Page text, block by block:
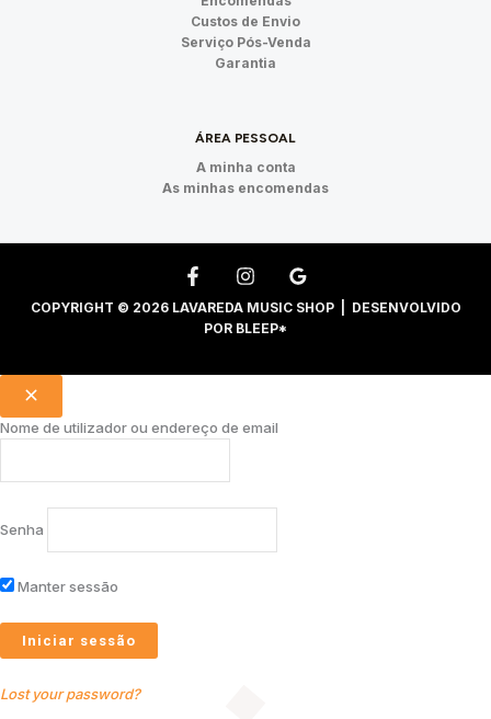
Custos de Envio
Serviço Pós-Venda
Garantia
ÁREA PESSOAL
A minha conta
As minhas encomendas
COPYRIGHT © 2026 LAVAREDA MUSIC SHOP | DESENVOLVIDO
POR BLEEP*
Nome de utilizador ou endereço de email
Senha
Manter sessão
Lost your password?